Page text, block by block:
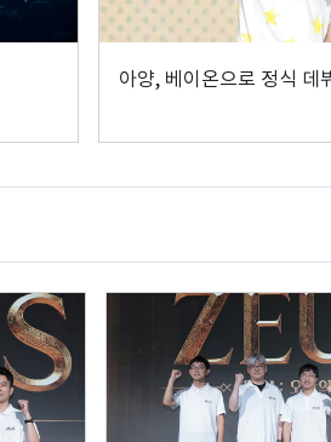
아양, 베이온으로 정식 데뷔